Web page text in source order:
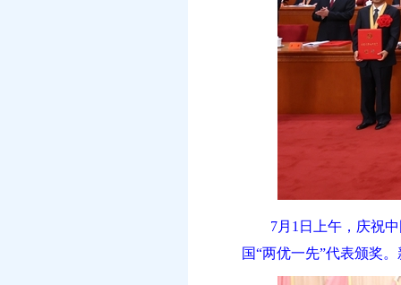
7月1日上午，庆祝
国“两优一先”代表颁奖